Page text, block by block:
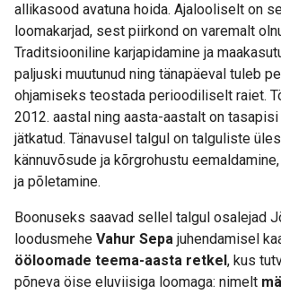
allikasood avatuna hoida. Ajalooliselt on
loomakarjad, sest piirkond on varemalt
Traditsiooniline karjapidamine ja
paljuski muutunud ning tänapäeval tuleb
ohjamiseks teostada perioodiliselt raiet.
2012. aastal ning aasta-aastalt on
jätkatud. Tänavusel talgul on talguliste
kännuvõsude ja kõrgrohustu
ja põletamine.
Boonuseks saavad sellel talgul osalejad
loodusmehe Vahur Sepa juhendamisel
ööloomade teema-aasta retkel, kus
põneva öise eluviisiga loomaga: nimelt